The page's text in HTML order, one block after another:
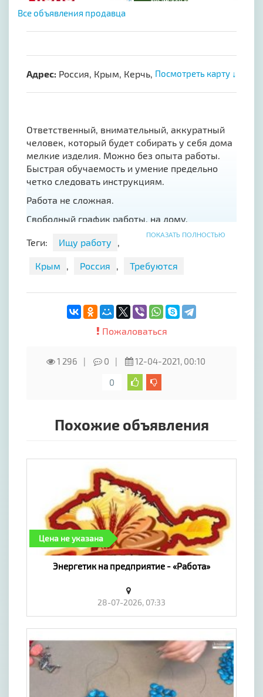
Все объявления продавца
Адрес: Россия, Крым, Керчь, Посмотреть карту ↓
Ответственный, внимательный, аккуратный
человек, который будет собирать у себя дома
мелкие изделия. Можно без опыта работы.
Быстрая обучаемость и умение предельно
четко следовать инструкциям.
Работа не сложная.
Свободный график работы, на дому.
Зарплата 40000 - 60000р в месяц.
onetrud@ya.ru
ПОКАЗАТЬ ПОЛНОСТЬЮ
Теги: Ищу работу ,
Крым , Россия , Требуются
Пожаловаться
1 296 0
12-04-2021, 00:10
0
Похожие объявления
Цена не указана
Энергетик на предприятие - «Работа»
28-07-2026, 07:33